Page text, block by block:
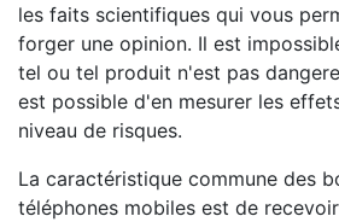
les faits scientifiques qui vous
forger une opinion. Il est
tel ou tel produit n'est pas
est possible d'en mesurer les
niveau de risques.
La caractéristique commune des
téléphones mobiles est de